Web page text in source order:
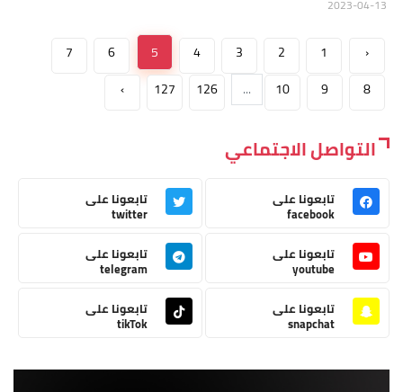
‹
1
2
3
4
5
6
7
8
9
10
...
126
127
›
التواصل الاجتماعي
تابعونا على
facebook
تابعونا على
twitter
تابعونا على
youtube
تابعونا على
telegram
تابعونا على
snapchat
تابعونا على
tikTok